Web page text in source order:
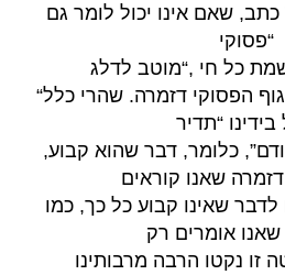
כתב, שאם אינו יכול לומר גם
“פסוקי
כל חי “,מוטב לדלג
“נשמת” ממה שידלג בגוף הפסוקי דזמרה. שהרי כלל
בידינו “תדיר
כלומר, דבר שהוא קבוע,
שאנו קוראים
שאינו קבוע כל כך, כמו
אומרים רק
זו נקטו הרבה מרבותינו